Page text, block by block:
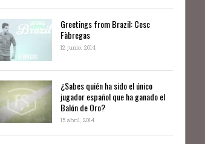
Greetings from Brazil: Cesc
Fàbregas
12 junio, 2014
¿Sabes quién ha sido el único
jugador español que ha ganado el
Balón de Oro?
15 abril, 2014